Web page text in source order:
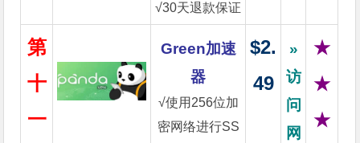
√30天退款保证
第
十
一
Green加速
器
√使用256位加
密网络进行SS
$2.
49
»
访
问
网
★
★
★